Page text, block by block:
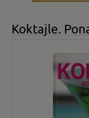
Koktajle.